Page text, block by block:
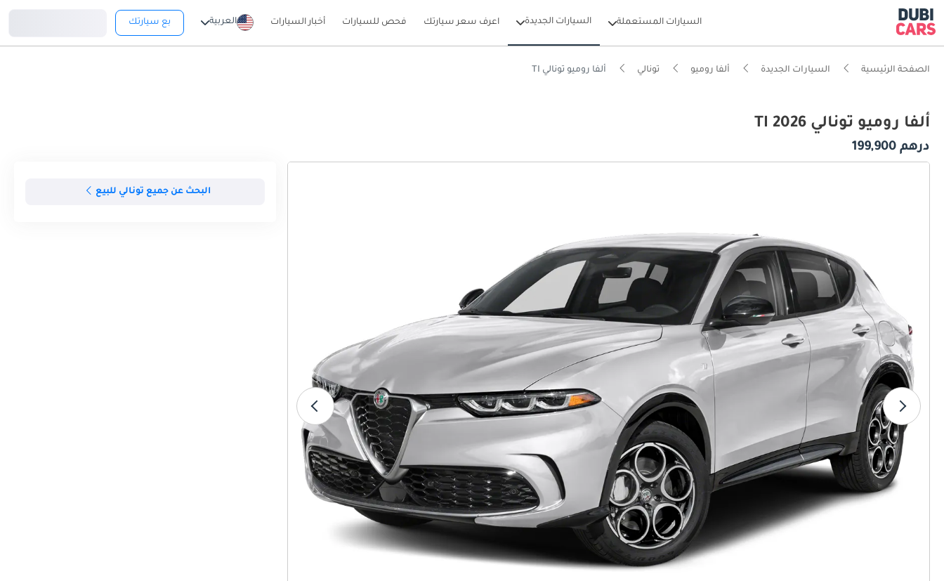
السيارات المستعملة السيارات الجديدة اعرف سعر سيارتك فحص للسيارات أخبار السيارات العربية بع سيارتك
الصفحة الرئيسية السيارات الجديدة ألفا روميو تونالي ألفا روميو تونالي TI
ألفا روميو تونالي TI 2026
درهم 199,900
البحث عن جميع تونالي للبيع